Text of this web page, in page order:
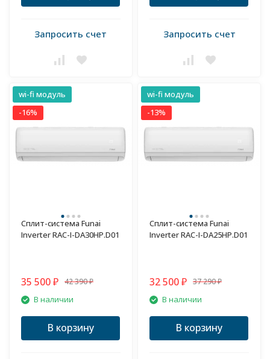
Запросить счет Запросить счет
wi-fi модуль
-16%
Сплит-система Funai
Inverter RAC-I-DA30HP.D01
35 500 ₽ 42 390 ₽
В наличии
В корзину
wi-fi модуль
-13%
Сплит-система Funai
Inverter RAC-I-DA25HP.D01
32 500 ₽ 37 290 ₽
В наличии
В корзину